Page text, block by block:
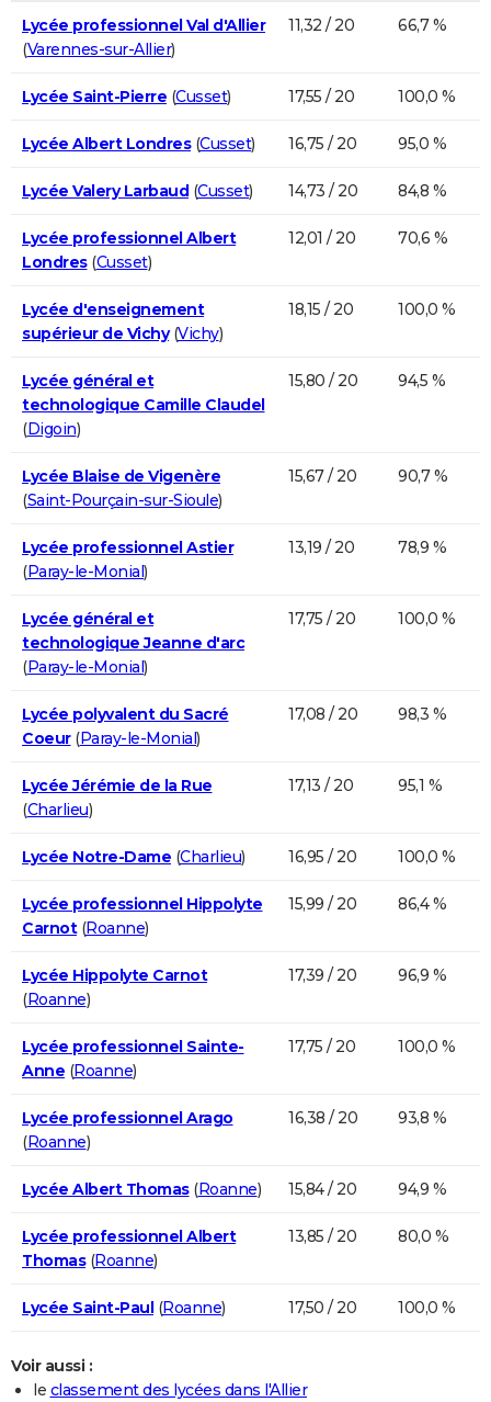
Lycée professionnel Val d'Allier
(Varennes-sur-Allier)
11,32 / 20 66,7 %
Lycée Saint-Pierre (Cusset) 17,55 / 20 100,0 %
Lycée Albert Londres(Cusset) 16,75 / 20 95,0 %
Lycée Valery Larbaud(Cusset) 14,73 / 20 84,8 %
Lycée professionnel Albert
Londres(Cusset)
12,01 / 20 70,6 %
Lycée d'enseignement
supérieur de Vichy(Vichy)
18,15 / 20 100,0 %
Lycée général et
technologique Camille Claudel
(Digoin)
15,80 / 20 94,5 %
Lycée Blaise de Vigenère
(Saint-Pourçain-sur-Sioule)
15,67 / 20 90,7 %
Lycée professionnel Astier
(Paray-le-Monial)
13,19 / 20 78,9 %
Lycée général et
technologique Jeanne d'arc
(Paray-le-Monial)
17,75 / 20 100,0 %
Lycée polyvalent du Sacré
Coeur(Paray-le-Monial)
17,08 / 20 98,3 %
Lycée Jérémie de la Rue
(Charlieu)
17,13 / 20 95,1 %
Lycée Notre-Dame (Charlieu) 16,95 / 20 100,0 %
Lycée professionnel Hippolyte
Carnot(Roanne)
15,99 / 20 86,4 %
Lycée Hippolyte Carnot
(Roanne)
17,39 / 20 96,9 %
Lycée professionnel Sainte-
Anne (Roanne)
17,75 / 20 100,0 %
Lycée professionnel Arago
(Roanne)
16,38 / 20 93,8 %
Lycée Albert Thomas(Roanne) 15,84 / 20 94,9 %
Lycée professionnel Albert
Thomas(Roanne)
13,85 / 20 80,0 %
Lycée Saint-Paul(Roanne) 17,50 / 20 100,0 %
Voir aussi :
le classement des lycées dans l'Allier